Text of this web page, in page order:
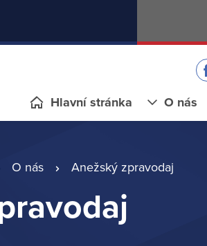
Hlavní stránka O nás
O nás Anežský zpravodaj